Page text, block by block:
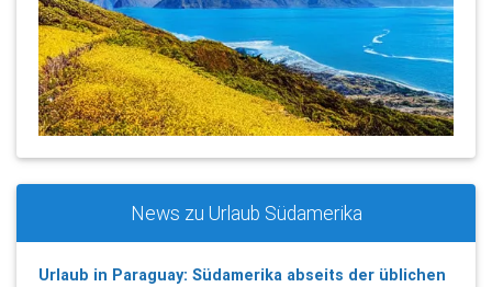
News zu Urlaub Südamerika
Urlaub in Paraguay: Südamerika abseits der üblichen